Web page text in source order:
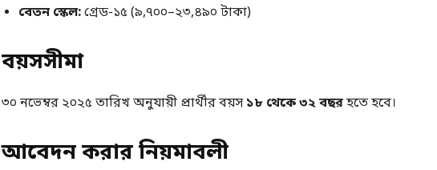
বেতন স্কেল:গ্রেড-১৫ (৯,৭০০–২৩,৪৯০ টাকা)
বয়সসীমা
৩০ নভেম্বর ২০২৫ তারিখ অনুযায়ী প্রার্থীর বয়স ১৮ থেকে ৩২ বছরহতে হবে।
আবেদন করার নিয়মাবলী